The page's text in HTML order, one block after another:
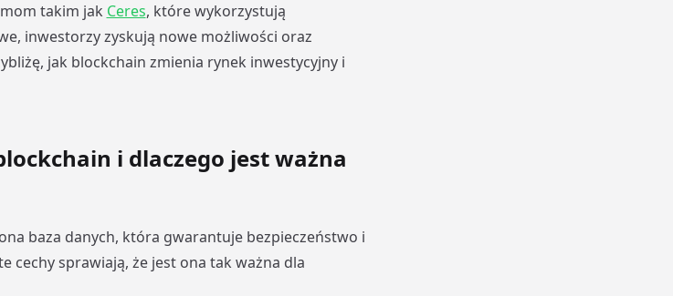
takim jak Ceres, które wykorzystują
inwestorzy zyskują nowe możliwości oraz
jak blockchain zmienia rynek inwestycyjny i
i dlaczego jest ważna
baza danych, która gwarantuje bezpieczeństwo i
cechy sprawiają, że jest ona tak ważna dla